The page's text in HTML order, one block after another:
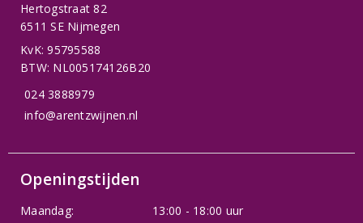
Hertogstraat 82
6511 SE Nijmegen
KvK: 95795588
BTW: NL005174126B20
024 3888979
info@arentzwijnen.nl
Openingstijden
Maandag:
13:00 - 18:00 uur